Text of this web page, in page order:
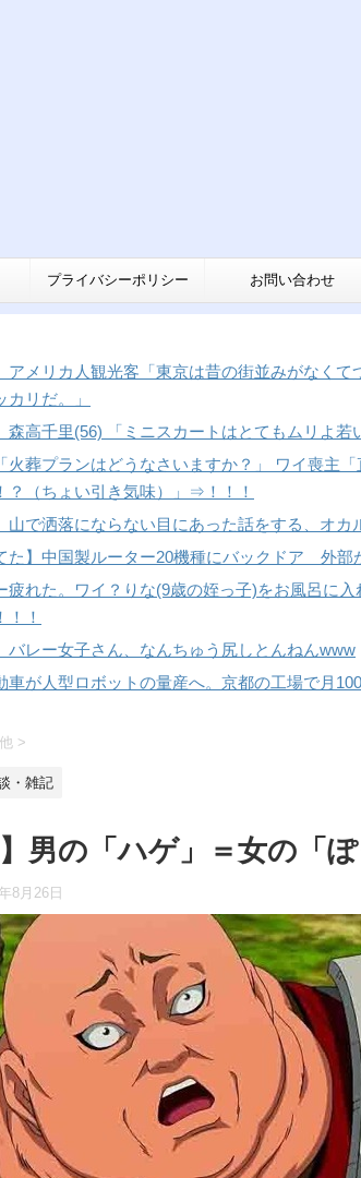
プライバシーポリシー お問い合わせ
アメリカ人観光客「東京は昔の街並みがなく
カリだ。」
森高千里(56) 「ミニスカートはとてもムリよ
火葬プランはどうなさいますか？」 ワイ喪主
（ちょい引き気味）」⇒！！！
山で洒落にならない目にあった話をする、オカ
た】中国製ルーター20機種にバックドア 外部
疲れた。ワイ？りな(9歳の姪っ子)をお風呂に
！
バレー女子さん、なんちゅう尻しとんねんwww
車が人型ロボットの量産へ。京都の工場で月
>
・雑記
】男の「ハゲ」＝女の「
8月26日